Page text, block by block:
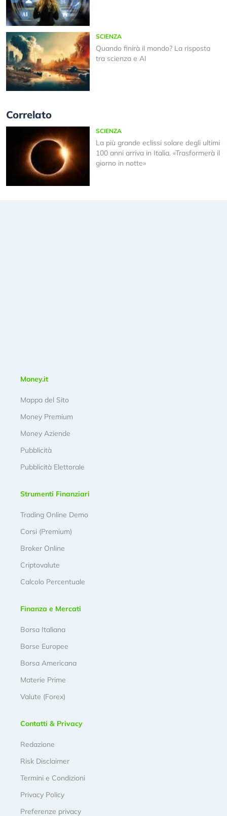
SCIENZA
Quando finirà il mondo? La risposta
tra scienza e AI
Correlato
SCIENZA
La più grande eclissi solare degli ultimi
100 anni arriva in Italia. «Trasformerà il
giorno in notte»
Money.it
Mappa del Sito
Money Premium
Money Aziende
Pubblicità
Pubblicità Elettorale
Strumenti Finanziari
Trading Online Demo
Corsi (Premium)
Broker Online
Criptovalute
Calcolo Percentuale
Finanza e Mercati
Borsa Italiana
Borse Europee
Borsa Americana
Materie Prime
Valute (Forex)
Contatti & Privacy
Redazione
Risk Disclaimer
Termini e Condizioni
Privacy Policy
Preferenze privacy